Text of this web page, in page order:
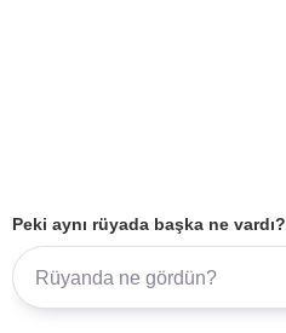
Peki aynı rüyada başka ne vardı?